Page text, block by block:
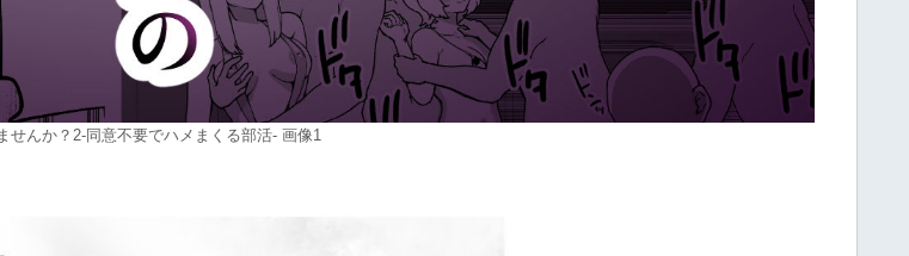
せんか？2-同意不要でハメまくる部活- 画像1